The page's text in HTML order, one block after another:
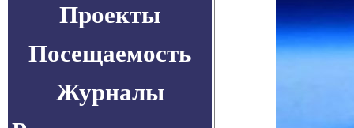
Проекты
Посещаемость
Журналы